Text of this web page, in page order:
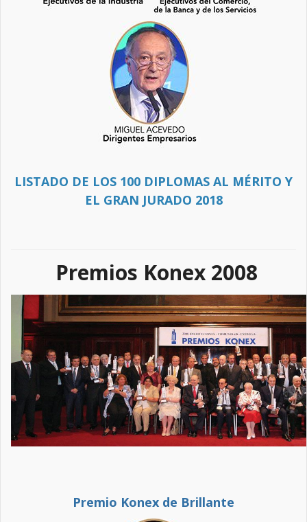
LISTADO DE LOS 100 DIPLOMAS AL MÉRITO Y
EL GRAN JURADO 2018
Premios Konex 2008
Premio Konex de Brillante